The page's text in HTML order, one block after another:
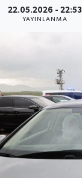
22.05.2026 - 22:53
YAYINLANMA
Yaşam
Bi̇li̇m &
Dünya
Eği̇ti̇m